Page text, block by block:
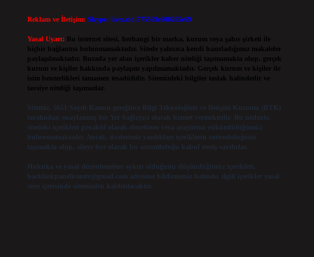
Reklam ve İletişim: Skype: live:.cid.575569c608265c69
Yasal Uyarı:
Bu internet sitesi, herhangi bir marka, kurum veya şahıs şirketi ile
hiçbir bağlantısı bulunmamaktadır. Sitede yalnızca kendi hazırladığımız makaleler
paylaşılmaktadır. Burada yer alan içerikler haber niteliği taşımamakta olup, gerçek
kurum ve kişiler hakkında paylaşım yapılmamaktadır. Gerçek kurum ve kişiler ile
isim benzerlikleri tamamen tesadüfidir. Sitemizdeki bilgiler taslak halindedir ve
tavsiye niteliği taşımazlar.
Sitemiz, 5651 Sayılı Kanun gereğince Bilgi Teknolojileri ve İletişim Kurumu (BTK)
tarafından onaylanmış bir Yer Sağlayıcı olarak hizmet vermektedir. Bu nedenle,
sitedeki içerikleri proaktif olarak denetleme veya araştırma yükümlülüğümüz
bulunmamaktadır. Ancak, üyelerimiz yazdıkları içeriklerin sorumluluğunu
taşımakta olup, siteye üye olarak bu sorumluluğu kabul etmiş sayılırlar.
Hukuka ve yasal düzenlemelere aykırı olduğunu düşündüğünüz içerikleri,
backlinkpanelicomtr@gmail.comadresine bildirmeniz halinde, ilgili içerikler yasal
süre içerisinde sitemizden kaldırılacaktır.